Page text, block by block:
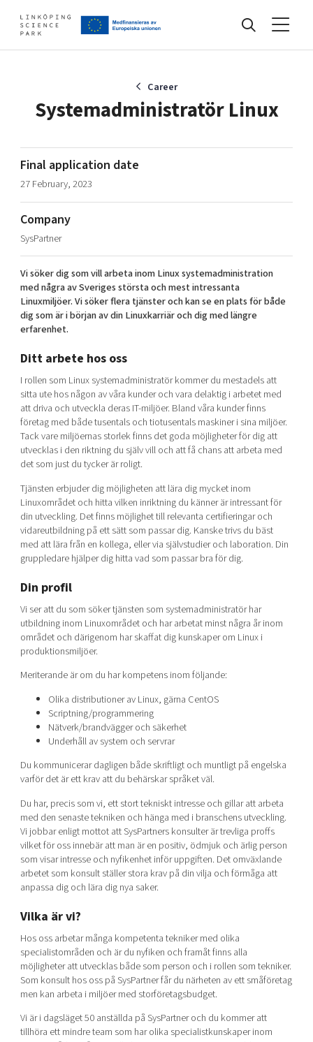
Artificial intelligence
Cybersecurity
Internet of Things
Global talent
Visual technologies
Shaping cities and regions
Bright East
East Sweden Tech Women
Reversed mentorship
Current offers and activities
Develop your company
Upgrade your skills & master new ones
Tech startups
Upscaling
Talent & skills
Offers to boost your business
Funding opportunities
About
Our story, mission & vision
Our community of companies
Publications
Project toolbox
Our clusters
Reach out to us
Locations
40 years anniversary
Career
Systemadministratör Linux
Final application date
27 February, 2023
Company
SysPartner
Vi söker dig som vill arbeta inom Linux systemadministration
med några av Sveriges största och mest intressanta
Linuxmiljöer. Vi söker flera tjänster och kan se en plats för både
dig som är i början av din Linuxkarriär och dig med längre
erfarenhet.
Ditt arbete hos oss
I rollen som Linux systemadministratör kommer du mestadels att
sitta ute hos någon av våra kunder och vara delaktig i arbetet med
att driva och utveckla deras IT-miljöer. Bland våra kunder finns
företag med både tusentals och tiotusentals maskiner i sina miljöer.
Tack vare miljöernas storlek finns det goda möjligheter för dig att
utvecklas i den riktning du själv vill och att få chans att arbeta med
det som just du tycker är roligt.
Tjänsten erbjuder dig möjligheten att lära dig mycket inom
Linuxområdet och hitta vilken inriktning du känner är intressant för
din utveckling. Det finns möjlighet till relevanta certifieringar och
vidareutbildning på ett sätt som passar dig. Kanske trivs du bäst
med att lära från en kollega, eller via självstudier och laboration. Din
gruppledare hjälper dig hitta vad som passar bra för dig.
Din profil
Vi ser att du som söker tjänsten som systemadministratör har
utbildning inom Linuxområdet och har arbetat minst några år inom
området och därigenom har skaffat dig kunskaper om Linux i
produktionsmiljöer.
Meriterande är om du har kompetens inom följande:
Olika distributioner av Linux, gärna CentOS
Scriptning/programmering
Nätverk/brandvägger och säkerhet
Underhåll av system och servrar
Du kommunicerar dagligen både skriftligt och muntligt på engelska
varför det är ett krav att du behärskar språket väl.
Du har, precis som vi, ett stort tekniskt intresse och gillar att arbeta
med den senaste tekniken och hänga med i branschens utveckling.
Vi jobbar enligt mottot att SysPartners konsulter är trevliga proffs
vilket för oss innebär att man är en positiv, ödmjuk och ärlig person
som visar intresse och nyfikenhet inför uppgiften. Det omväxlande
arbetet som konsult ställer stora krav på din vilja och förmåga att
anpassa dig och lära dig nya saker.
Vilka är vi?
Hos oss arbetar många kompetenta tekniker med olika
specialistområden och är du nyfiken och framåt finns alla
möjligheter att utvecklas både som person och i rollen som tekniker.
Som konsult hos oss på SysPartner får du närheten av ett småföretag
men kan arbeta i miljöer med storföretagsbudget.
Vi är i dagsläget 50 anställda på SysPartner och du kommer att
tillhöra ett mindre team som har olika specialistkunskaper inom